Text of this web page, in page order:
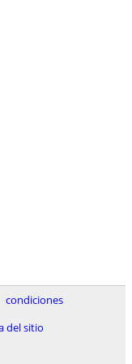
condiciones
del sitio